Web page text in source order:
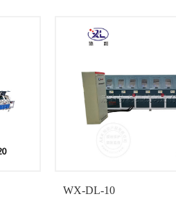
WX-DL-10